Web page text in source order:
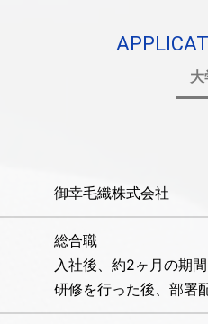
御幸毛織株式会社
総合職
入社後、約2ヶ月の期
研修を行った後、部署